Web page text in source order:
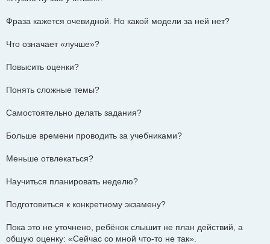
Фраза кажется очевидной. Но какой модели за ней нет?
Что означает «лучше»?
Повысить оценки?
Понять сложные темы?
Самостоятельно делать задания?
Больше времени проводить за учебниками?
Меньше отвлекаться?
Научиться планировать неделю?
Подготовиться к конкретному экзамену?
Пока это не уточнено, ребёнок слышит не план действий, а
общую оценку: «Сейчас со мной что-то не так».